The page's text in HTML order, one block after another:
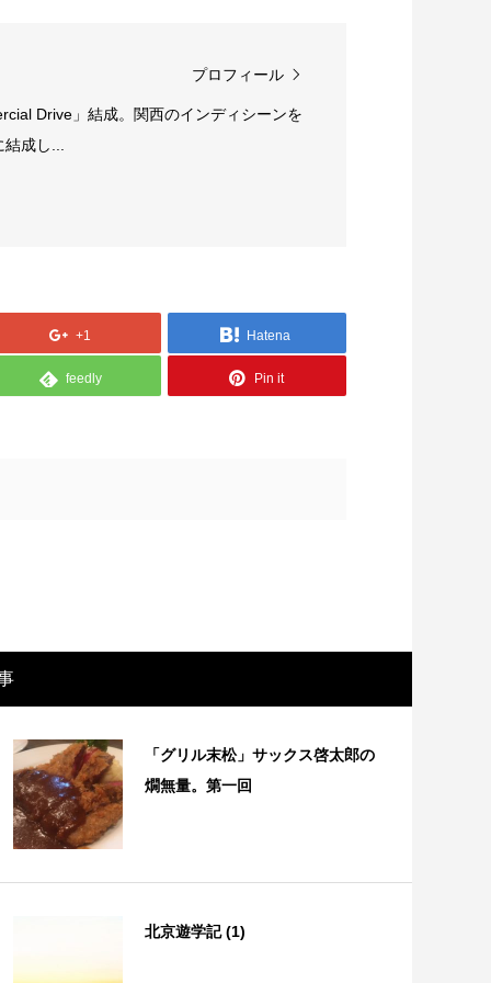
プロフィール
Drive」結成。関西のインディシーンを
結成し...
+1 Hatena
feedly Pin it
「グリル末松」サックス啓太郎の
燗無量。第一回
北京遊学記 (1)
レビュー ～設定出オチのわけわから
画「壁の女」～